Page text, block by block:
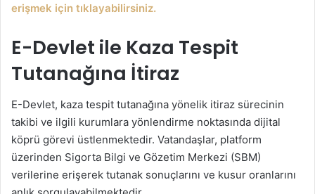
erişmek için tıklayabilirsiniz.
E-Devlet ile Kaza Tespit
Tutanağına İtiraz
E-Devlet, kaza tespit tutanağına yönelik itiraz sürecinin
takibi ve ilgili kurumlara yönlendirme noktasında dijital
köprü görevi üstlenmektedir. Vatandaşlar, platform
üzerinden Sigorta Bilgi ve Gözetim Merkezi (SBM)
verilerine erişerek tutanak sonuçlarını ve kusur oranlarını